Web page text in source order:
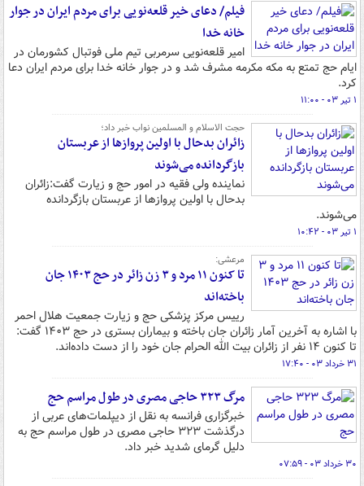
فیلم/ دعای خیر قلعه‌نویی برای مردم ایران در جوار
خانه خدا
امیر قلعه‌نویی سرمربی تیم ملی فوتبال کشورمان در
ایام حج تمتع به مکه مکرمه مشرف شد و در جوار خانه خدا برای مردم ایران دعا
کرد.
۱ تیر ۰۳ - ۱۱:۰۰
حجت الاسلام و المسلمین نواب خبر داد؛
زائران بدحال با اولین پروازها از عربستان
بازگردانده می‌شوند
نماینده ولی فقیه در امور حج و زیارت گفت:زائران
بدحال با اولین پروازها از عربستان بازگردانده
می‌شوند.
۱ تیر ۰۳ - ۱۰:۴۲
مرعشی:
تا کنون ۱۱ مرد و ۳ زن زائر در حج ۱۴۰۳ جان
باخته‌اند
رییس مرکز پزشکی حج و زیارت جمعیت هلال احمر
با اشاره به آخرین آمار زائران جان باخته و بیماران بستری در حج ۱۴۰۳ گفت:
تا کنون ۱۴ نفر از زائران بیت الله الحرام جان خود را از دست داده‌اند.
۳۱ خرداد ۰۳ - ۱۷:۴۰
مرگ ۳۲۳ حاجی مصری در طول مراسم حج
خبرگزاری فرانسه به نقل از دیپلمات‌های عربی از
درگذشت ۳۲۳ حاجی مصری در طول مراسم حج به
دلیل گرمای شدید خبر داد.
۳۰ خرداد ۰۳ - ۰۷:۵۹